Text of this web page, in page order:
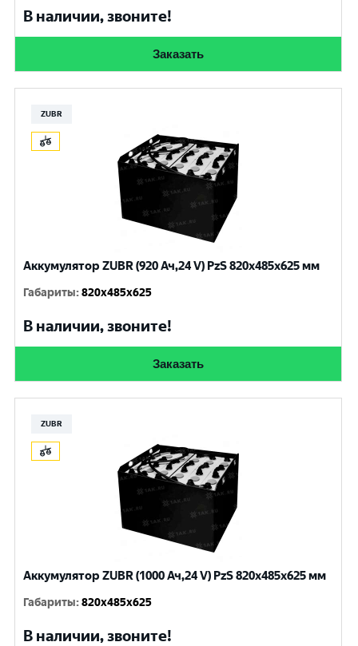
В наличии, звоните!
Заказать
ZUBR
Аккумулятор ZUBR (920 Ач,24 V) PzS 820x485x625 мм
Габариты:820x485x625
В наличии, звоните!
Заказать
ZUBR
Аккумулятор ZUBR (1000 Ач,24 V) PzS 820x485x625 мм
Габариты:820x485x625
В наличии, звоните!